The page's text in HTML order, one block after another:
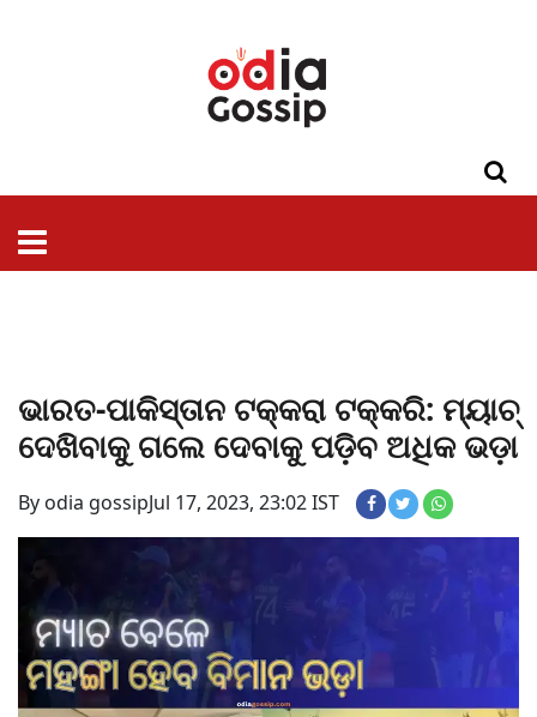
ଭାରତ-ପାକିସ୍ତାନ ଟକ୍କରା ଟକ୍କରି: ମ୍ୟାଚ୍
ଦେଖିବାକୁ ଗଲେ ଦେବାକୁ ପଡ଼ିବ ଅଧିକ ଭଡ଼ା
By odia gossipJul 17, 2023, 23:02 IST